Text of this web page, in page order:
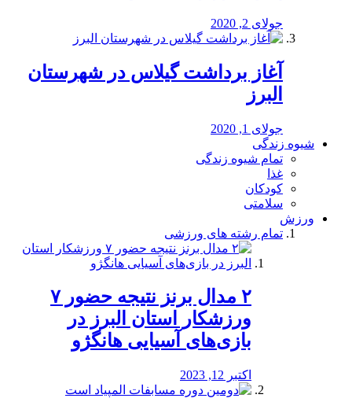
جولای 2, 2020
آغاز برداشت گیلاس در شهرستان
البرز
جولای 1, 2020
شیوه زندگی
تمام شیوه زندگی
غذا
کودکان
سلامتی
ورزش
تمام رشته های ورزشی
۲ مدال برنز نتیجه حضور ۷
ورزشکار استان البرز در
بازی‌های آسیایی هانگژو
اکتبر 12, 2023